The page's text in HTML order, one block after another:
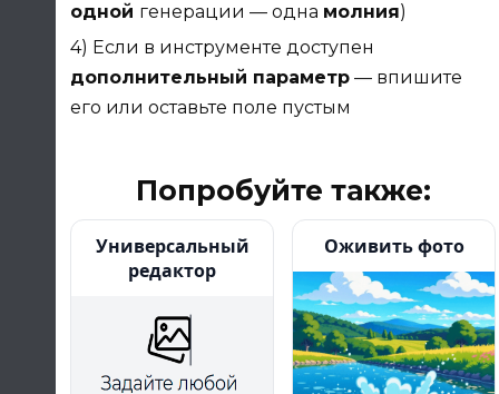
одной генерации — одна молния)
4) Если в инструменте доступен
дополнительный параметр — впишите
его или оставьте поле пустым
Попробуйте также:
Универсальный
редактор
Оживить фото